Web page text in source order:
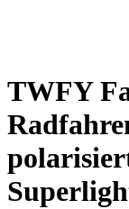
TWFY